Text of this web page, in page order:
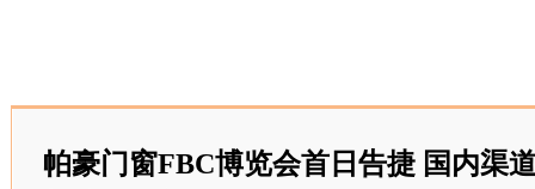
帕豪门窗FBC博览会首日告捷 国内渠